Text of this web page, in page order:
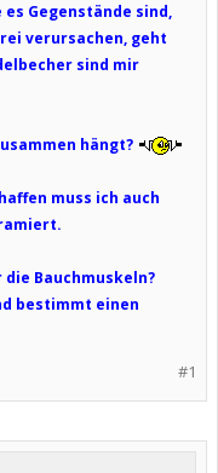
Gegenstände sind,
verursachen, geht
sind mir
hängt?
muss ich auch
Bauchmuskeln?
bestimmt einen
#1